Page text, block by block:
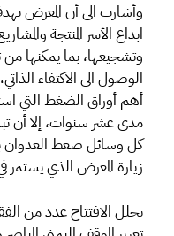
وأشارت الى أن المعرض
ابداع الأسر المنتجة
وتشجيعها، بما يمكنها
الوصول الى الاكتفاء
أهم أوراق الضغط التي
مدى عشر سنوات، إلا أن
كل وسائل ضغط العدوان
زيارة المعرض الذي
تخلل الافتتاح عدد من